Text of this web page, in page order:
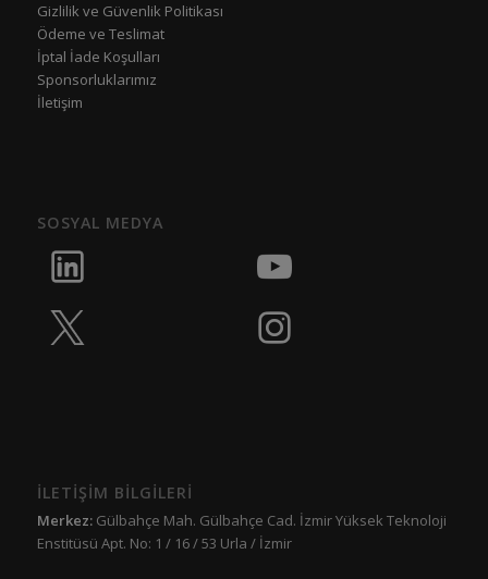
Gizlilik ve Güvenlik Politikası
Ödeme ve Teslimat
İptal İade Koşulları
Sponsorluklarımız
İletişim
SOSYAL MEDYA
İLETİŞİM BİLGİLERİ
Merkez:Gülbahçe Mah. Gülbahçe Cad. İzmir Yüksek Teknoloji
Enstitüsü Apt. No: 1 / 16 / 53 Urla / İzmir